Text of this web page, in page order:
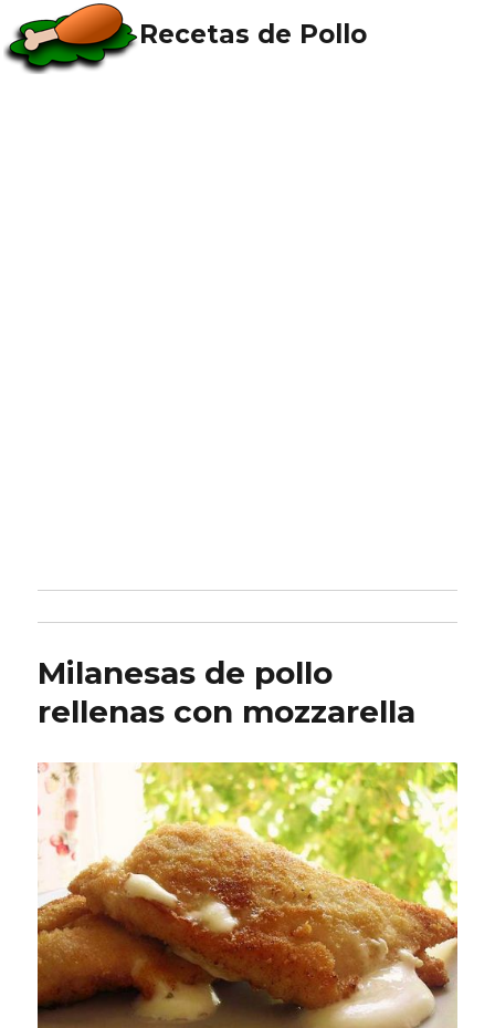
Recetas de Pollo
Milanesas de pollo
rellenas con mozzarella